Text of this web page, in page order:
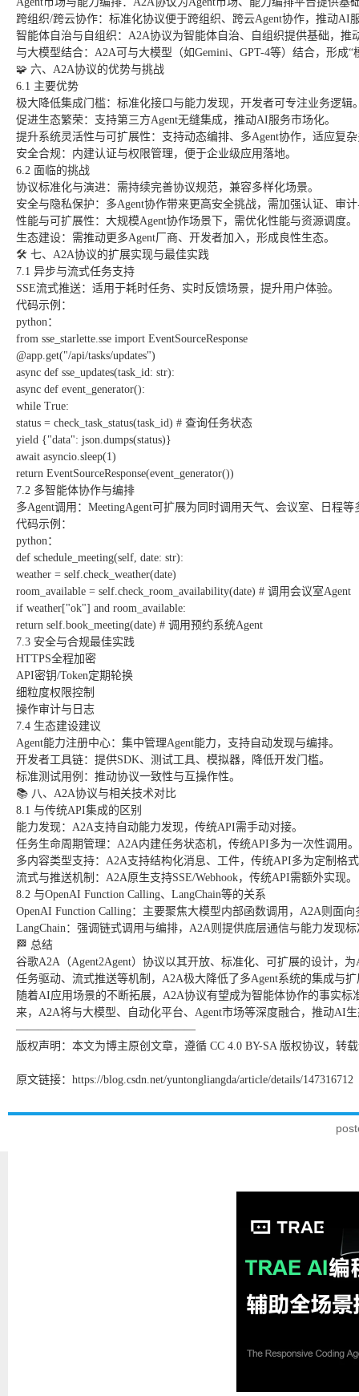
跨组织/跨云协作：标准化协议便于跨组织、跨云Agent协作，推动AI
智能体自治与自组织：A2A协议为智能体自治、自组织提供基础，推
与大模型结合：A2A可与大模型（如Gemini、GPT-4等）结合，形成“
🧩 六、A2A协议的优势与挑战
6.1 主要优势
极大降低集成门槛：标准化接口与能力发现，开发者可专注业务逻辑
促进生态繁荣：支持第三方Agent无缝集成，推动AI服务市场化。
提升系统灵活性与可扩展性：支持动态编排、多Agent协作，适应复
安全合规：内建认证与权限管理，便于企业级应用落地。
6.2 面临的挑战
协议标准化与演进：需持续完善协议规范，兼容多样化场景。
安全与隐私保护：多Agent协作带来更高安全挑战，需加强认证、审
性能与可扩展性：大规模Agent协作场景下，需优化性能与资源调度。
生态建设：需推动更多Agent厂商、开发者加入，形成良性生态。
🛠️ 七、A2A协议的扩展实现与最佳实践
7.1 异步与流式任务支持
SSE流式推送：适用于耗时任务、实时反馈场景，提升用户体验。
代码示例：
python：
from sse_starlette.sse import EventSourceResponse
@app.get("/api/tasks/updates")
async def sse_updates(task_id: str):
async def event_generator():
while True:
status = check_task_status(task_id) # 查询任务状态
yield {"data": json.dumps(status)}
await asyncio.sleep(1)
return EventSourceResponse(event_generator())
7.2 多智能体协作与编排
多Agent调用：MeetingAgent可扩展为同时调用天气、会议室、日程
代码示例：
python：
def schedule_meeting(self, date: str):
weather = self.check_weather(date)
room_available = self.check_room_availability(date) # 调用会议室Agent
if weather["ok"] and room_available:
return self.book_meeting(date) # 调用预约系统Agent
7.3 安全与合规最佳实践
HTTPS全程加密
API密钥/Token定期轮换
细粒度权限控制
操作审计与日志
7.4 生态建设建议
Agent能力注册中心：集中管理Agent能力，支持自动发现与编排。
开发者工具链：提供SDK、测试工具、模拟器，降低开发门槛。
标准测试用例：推动协议一致性与互操作性。
📚 八、A2A协议与相关技术对比
8.1 与传统API集成的区别
能力发现：A2A支持自动能力发现，传统API需手动对接。
任务生命周期管理：A2A内建任务状态机，传统API多为一次性调用。
多内容类型支持：A2A支持结构化消息、工件，传统API多为定制格
流式与推送机制：A2A原生支持SSE/Webhook，传统API需额外实现。
8.2 与OpenAI Function Calling、LangChain等的关系
OpenAI Function Calling：主要聚焦大模型内部函数调用，A2A则面
LangChain：强调链式调用与编排，A2A则提供底层通信与能力发现
🏁 总结
谷歌A2A（Agent2Agent）协议以其开放、标准化、可扩展的设计，
任务驱动、流式推送等机制，A2A极大降低了多Agent系统的集成与
随着AI应用场景的不断拓展，A2A协议有望成为智能体协作的事实
来，A2A将与大模型、自动化平台、Agent市场等深度融合，推动AI
————————————————
版权声明：本文为博主原创文章，遵循 CC 4.0 BY-SA 版权协议，转
原文链接：https://blog.csdn.net/yuntongliangda/article/details/147316712